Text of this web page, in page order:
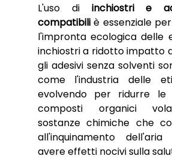
L'uso di inchiostri e
compatibili è essenziale
l'impronta ecologica delle
inchiostri a ridotto impatto
gli adesivi senza solventi
come l'industria delle
evolvendo per ridurre le
composti organici
sostanze chimiche che
all'inquinamento
avere effetti nocivi sulla